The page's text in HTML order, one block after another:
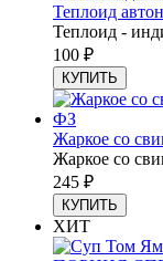
Теплоид
Теплоид -
100 ₽
КУПИТЬ
Жаркое со
Жаркое со
245 ₽
КУПИТЬ
ХИТ